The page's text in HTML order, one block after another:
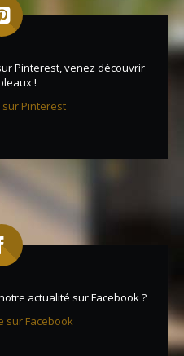
Pinterest, venez découvrir
!
Pinterest
actualité sur Facebook ?
sur Facebook